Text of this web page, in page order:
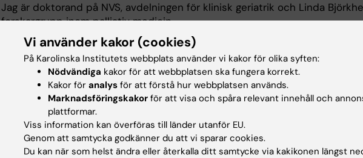
Jag är doktorand på NVS, avdelningen för klinisk geriatrik och Linda
forskargrupp inom palliativ medicin.
Min forskning handlar om bedside ultraljudsundersökning av icke-radiolog,
POCUS (Point of care ultrasound) och strategier för buktappning på
specialiserad palliativ vård, både i avancerad sjukvård i hemmet (ASIH) och
specialiserad palliativ slutenvårdavdelning (SPSV).
Läkarexamen 2007, legitimerad läkare 2009
Specialistläkare i allmänmedicin 2015 och i palliativ medicin 2020
Vi använder kakor (cookies)
På Karolinska Institutets webbplats använder vi kakor för olika syften:
Nödvändiga kakor för att webbplatsen ska fungera korrekt.
Kakor för analys för att förstå hur webbplatsen används.
Marknadsföringskakor för att visa och spåra relevant innehåll och
plattformar.
Viss information kan överföras till länder utanför EU.
Genom att samtycka godkänner du att vi sparar cookies.
Du kan när som helst ändra eller återkalla ditt samtycke via kakikonen längst